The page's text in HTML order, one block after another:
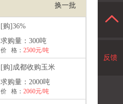
换一批
[购]36%
求购量： 300吨
价 格： 2500元/吨
[购] 成都收购玉米
求购量： 2000吨
价 格： 2060元/吨
反馈